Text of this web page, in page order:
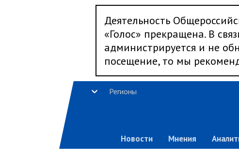
Деятельность
«Голос» прекращена. В
администрируется и не
посещение, то мы
Регионы
Новости Мнения